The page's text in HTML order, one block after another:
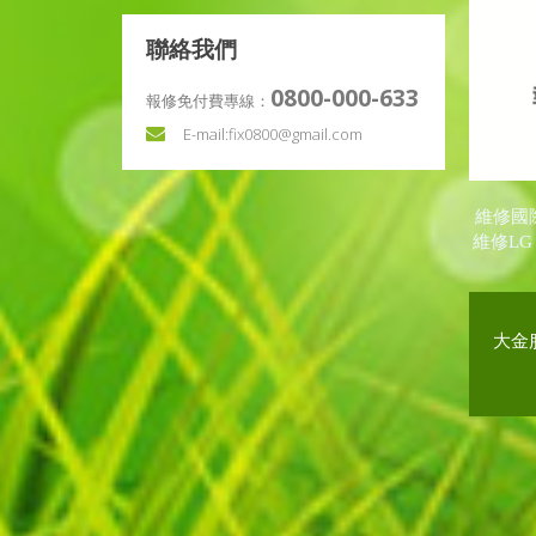
聯絡我們
報修免付費專線： 0800-000-633
E-mail:fix0800@gmail.com
維修國
維修LG
大金